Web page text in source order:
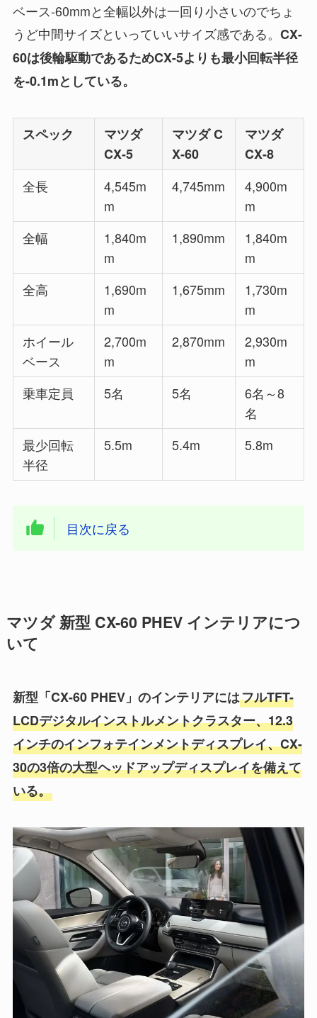
ベース-60mmと全幅以外は一回り小さいのでちょ
うど中間サイズといっていいサイズ感である。 CX-
60は後輪駆動であるためCX-5よりも最小回転半径
を-0.1mとしている。
スペック
マツダ
CX-5
マツダ C
X-60
マツダ
CX-8
全長
4,545m
m
4,745mm
4,900m
m
全幅
1,840m
m
1,890mm
1,840m
m
全高
1,690m
m
1,675mm
1,730m
m
ホイール
ベース
2,700m
m
2,870mm
2,930m
m
乗車定員
5名 5名
6名～8
名
最少回転
半径
5.5m 5.4m 5.8m
目次に戻る
マツダ 新型 CX-60 PHEV インテリアにつ
いて
新型「CX-60 PHEV」のインテリアにはフルTFT-
LCDデジタルインストルメントクラスター、12.3
インチのインフォテインメントディスプレイ、CX-
30の3倍の大型ヘッドアップディスプレイを備えて
いる。